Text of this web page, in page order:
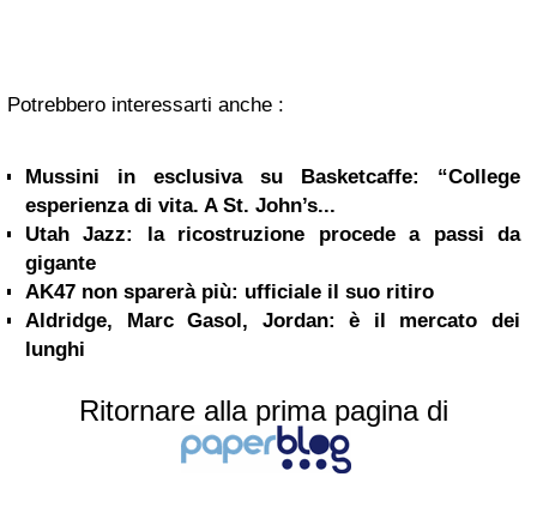
Potrebbero interessarti anche :
Mussini in esclusiva su Basketcaffe: “College
esperienza di vita. A St. John’s...
Utah Jazz: la ricostruzione procede a passi da
gigante
AK47 non sparerà più: ufficiale il suo ritiro
Aldridge, Marc Gasol, Jordan: è il mercato dei
lunghi
Ritornare alla prima pagina di